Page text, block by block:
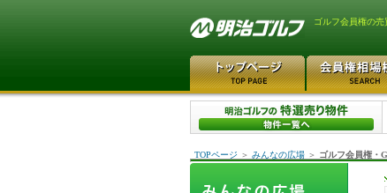
ゴルフ会員権の売
TOPページ ＞ みんなの広場 ＞ ゴルフ会員権・